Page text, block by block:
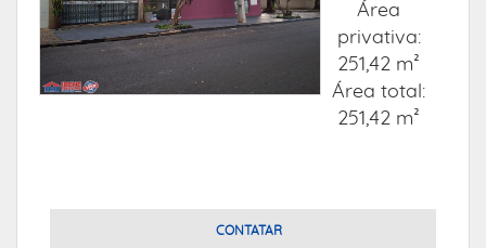
Área
privativa:
251,42 m²
Área total:
251,42 m²
CONTATAR